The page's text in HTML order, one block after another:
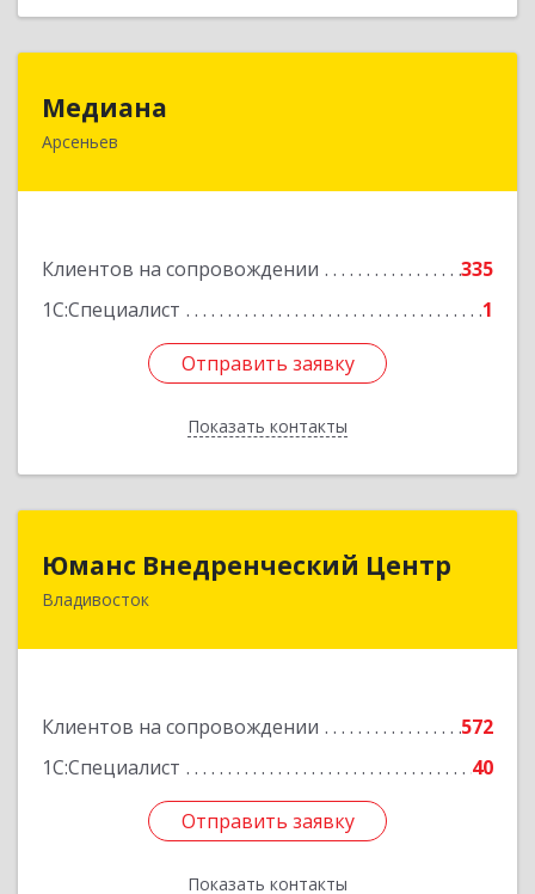
Медиана
Арсеньев
Клиентов на сопровождении
335
1С:Специалист
1
Отправить заявку
Показать контакты
Отправить заявку
Назад
Юманс Внедренческий Центр
Владивосток
Клиентов на сопровождении
572
1С:Специалист
40
Отправить заявку
Показать контакты
Юманс Внедренческий Центр
690014, Приморский край, Владивосток г,
Отправить заявку
Назад